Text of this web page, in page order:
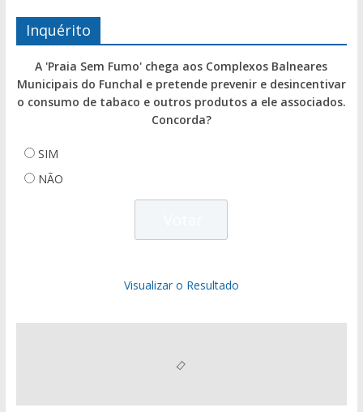
Inquérito
A 'Praia Sem Fumo' chega aos Complexos Balneares
Municipais do Funchal e pretende prevenir e desincentivar
o consumo de tabaco e outros produtos a ele associados.
Concorda?
SIM
NÃO
Visualizar o Resultado